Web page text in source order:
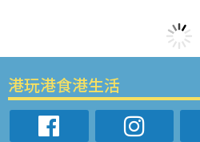
港玩港食港生活